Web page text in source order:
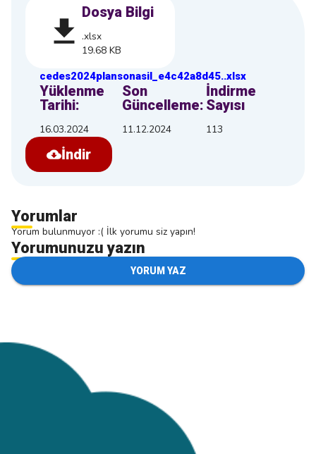
Dosya Bilgi
.xlsx
19.68 KB
cedes2024plansonasil_e4c42a8d45..xlsx
Yüklenme
Tarihi:
16.03.2024
Son
Güncelleme:
11.12.2024
İndirme
Sayısı
113
İndir
Yorumlar
Yorum bulunmuyor :( İlk yorumu siz yapın!
Yorumunuzu yazın
YORUM YAZ